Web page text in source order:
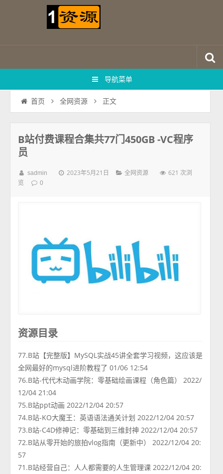
导航菜单
首页 全网资源 正文
B站付费课程合集共77门450GB -VC程序
员
sadmin 2023年5月21日 全网资源
621 次浏
览
0
资源目录
77.B站【完整版】MySQL实战45讲全套学习视频，这应该是
全网最好的mysql进阶教程了 01/06 12:54
76.B站-代代木动画学院：零基础绘画课程（角色篇） 2022/
12/04 21:04
75.B站ppt动画 2022/12/04 20:57
74.B站-KO大魔王：英语语法通关计划 2022/12/04 20:57
73.B站-C4D修神记：零基础到三维封神 2022/12/04 20:57
72.B站从零开始的旅拍vlog指南（更新中） 2022/12/04 20:
57
71.B站经营自己：人人都需要的人生管理课 2022/12/04 20: